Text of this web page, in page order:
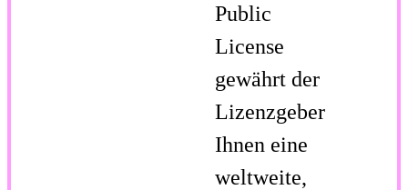
Public
License
gewährt der
Lizenzgeber
Ihnen eine
weltweite,